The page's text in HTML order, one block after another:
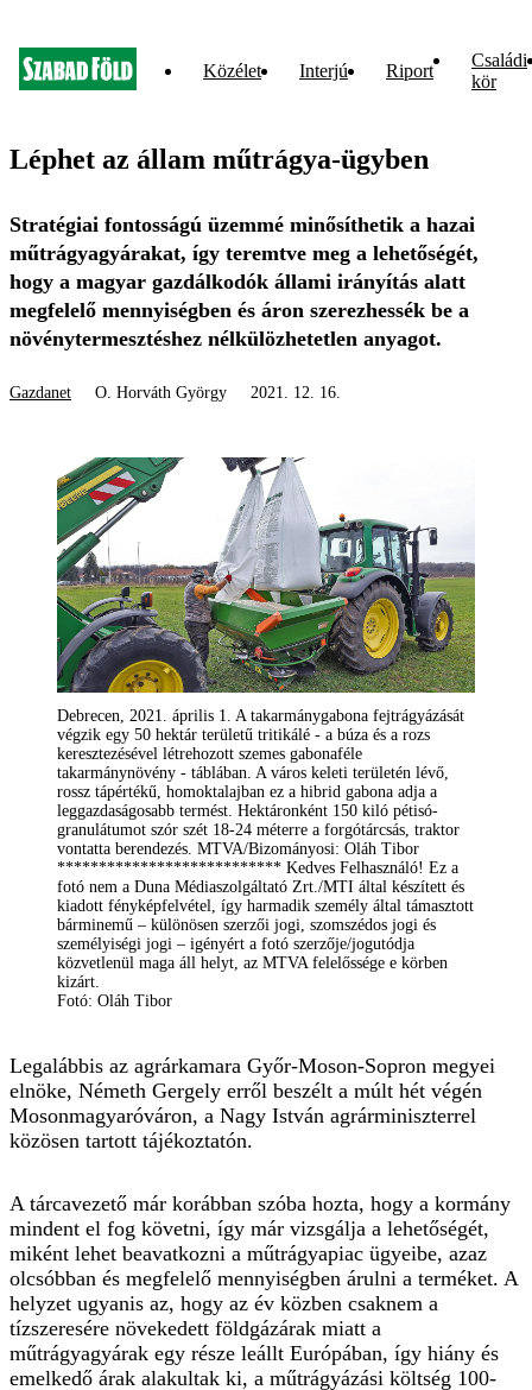
Közélet Interjú Riport
Családi
kör
Léphet az állam műtrágya-ügyben
Stratégiai fontosságú üzemmé minősíthetik a hazai
műtrágyagyárakat, így teremtve meg a lehetőségét,
hogy a magyar gazdálkodók állami irányítás alatt
megfelelő mennyiségben és áron szerezhessék be a
növénytermesztéshez nélkülözhetetlen anyagot.
Gazdanet O. Horváth György 2021. 12. 16.
Debrecen, 2021. április 1. A takarmánygabona fejtrágyázását
végzik egy 50 hektár területű tritikálé - a búza és a rozs
keresztezésével létrehozott szemes gabonaféle
takarmánynövény - táblában. A város keleti területén lévő,
rossz tápértékű, homoktalajban ez a hibrid gabona adja a
leggazdaságosabb termést. Hektáronként 150 kiló pétisó-
granulátumot szór szét 18-24 méterre a forgótárcsás, traktor
vontatta berendezés. MTVA/Bizományosi: Oláh Tibor
*************************** Kedves Felhasználó! Ez a
fotó nem a Duna Médiaszolgáltató Zrt./MTI által készített és
kiadott fényképfelvétel, így harmadik személy által támasztott
bárminemű – különösen szerzői jogi, szomszédos jogi és
személyiségi jogi – igényért a fotó szerzője/jogutódja
közvetlenül maga áll helyt, az MTVA felelőssége e körben
kizárt.
Fotó: Oláh Tibor
Legalábbis az agrárkamara Győr-Moson-Sopron megyei
elnöke, Németh Gergely erről beszélt a múlt hét végén
Mosonmagyaróváron, a Nagy István agrárminiszterrel
közösen tartott tájékoztatón.
A tárcavezető már korábban szóba hozta, hogy a kormány
mindent el fog követni, így már vizsgálja a lehetőségét,
miként lehet beavatkozni a műtrágyapiac ügyeibe, azaz
olcsóbban és megfelelő mennyiségben árulni a terméket. A
helyzet ugyanis az, hogy az év közben csaknem a
tízszeresére növekedett földgázárak miatt a
műtrágyagyárak egy része leállt Európában, így hiány és
emelkedő árak alakultak ki, a műtrágyázási költség 100-